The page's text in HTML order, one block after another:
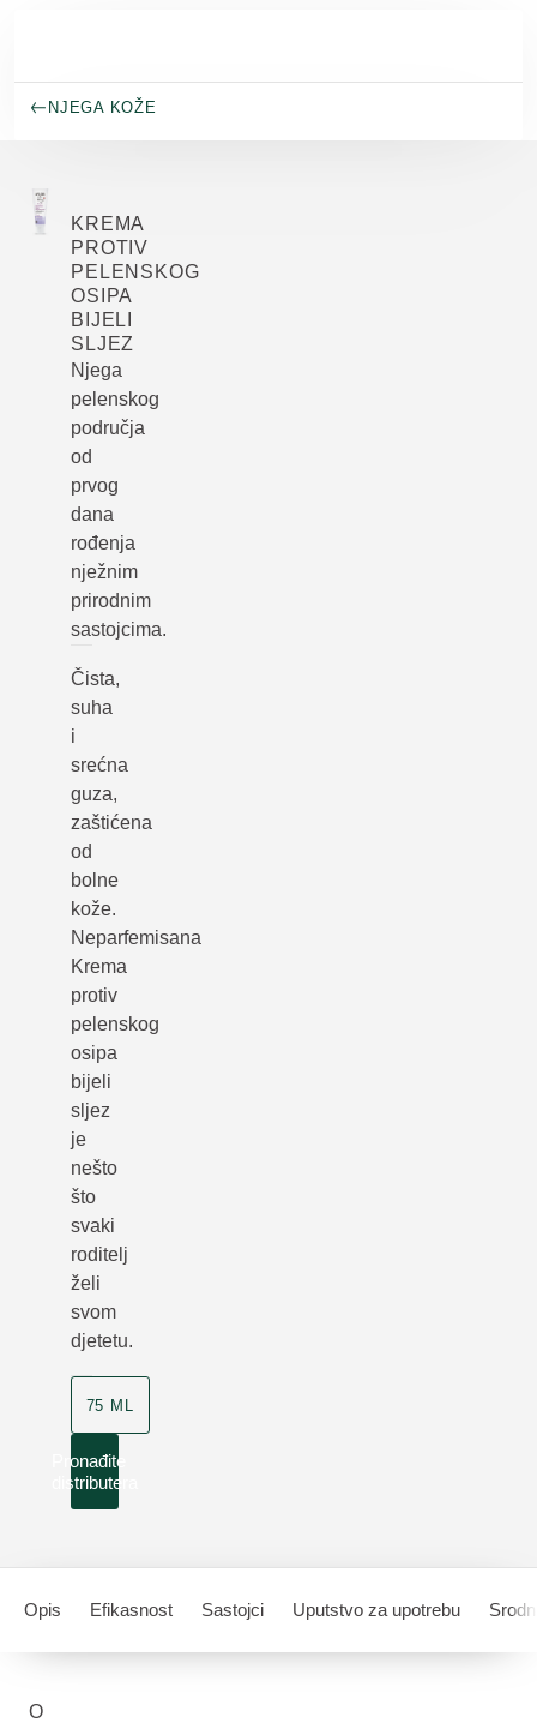
NJEGA KOŽE
KREMA
PROTIV
PELENSKOG
OSIPA
BIJELI
SLJEZ
Njega
pelenskog
područja
od
prvog
dana
rođenja
nježnim
prirodnim
sastojcima.
Čista,
suha
i
srećna
guza,
zaštićena
od
bolne
kože.
Neparfemisana
Krema
protiv
pelenskog
osipa
bijeli
sljez
je
nešto
što
svaki
roditelj
želi
svom
djetetu.
75 ML
Pronađite
distributera
Opis Efikasnost Sastojci Uputstvo za upotrebu
O